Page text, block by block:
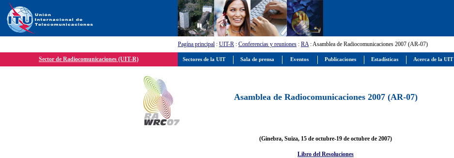
Pagína principal : UIT-R : Conferencias y reuniones : RA: Asamblea de Radiocomunicaciones 2007 (AR-07)
Sector de Radiocomunicaciones (UIT-R)
Asamblea de Radiocomunicaciones 2007 (AR-07)
(Ginebra, Suiza, 15 de octubre-19 de octubre de 2007)
Libro del Resoluciones
Sectores de la UIT Sala de prensa Eventos Publicaciones Estadísticas Acerca de la UIT